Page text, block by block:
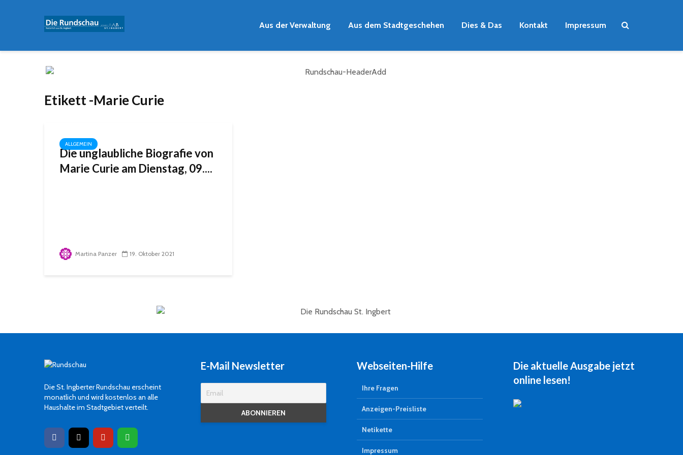
Aus der Verwaltung Aus dem Stadtgeschehen Dies & Das Kontakt Impressum
Etikett -Marie Curie
ALLGEMEIN
Die unglaubliche Biografie von
Marie Curie am Dienstag, 09....
Martina Panzer 19. Oktober 2021
Die St. Ingberter Rundschau erscheint
monatlich und wird kostenlos an alle
Haushalte im Stadtgebiet verteilt.
E-Mail Newsletter Webseiten-Hilfe
Ihre Fragen
Anzeigen-Preisliste
Netikette
Impressum
Die aktuelle Ausgabe jetzt
online lesen!